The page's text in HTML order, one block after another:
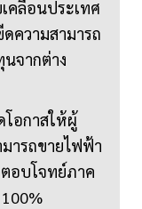
คลื่อนประเทศ
ความสามารถ
จากต่าง
โอกาสให้ผู้
ารถขายไฟฟ้า
อบโจทย์ภาค